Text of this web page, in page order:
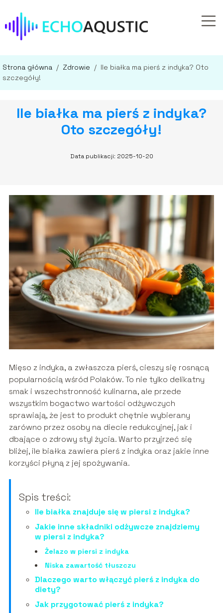
Strona główna / Zdrowie / Ile białka ma pierś z indyka? Oto
szczegóły!
Ile białka ma pierś z indyka?
Oto szczegóły!
Data publikacji: 2025-10-20
Mięso z indyka, a zwłaszcza pierś, cieszy się rosnącą
popularnością wśród Polaków. To nie tylko delikatny
smak i wszechstronność kulinarna, ale przede
wszystkim bogactwo wartości odżywczych
sprawiają, że jest to produkt chętnie wybierany
zarówno przez osoby na diecie redukcyjnej, jak i
dbające o zdrowy styl życia. Warto przyjrzeć się
bliżej, ile białka zawiera pierś z indyka oraz jakie inne
korzyści płyną z jej spożywania.
Spis treści:
Ile białka znajduje się w piersi z indyka?
Jakie inne składniki odżywcze znajdziemy
w piersi z indyka?
Żelazo w piersi z indyka
Niska zawartość tłuszczu
Dlaczego warto włączyć pierś z indyka do
diety?
Jak przygotować pierś z indyka?